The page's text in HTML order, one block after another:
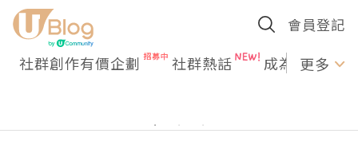
會員登記
社群創作有價企劃 社群熱話 成為U更多